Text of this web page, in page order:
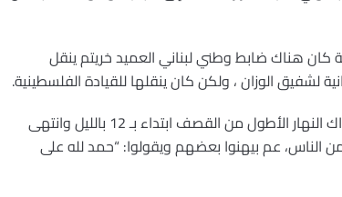
كان هناك ضابط وطني لبناني العميد خريتم ينقل
لشفيق الوزان ، ولكن كان ينقلها للقيادة الفلسطينية.
وليد جنبلاط: إذا عدنا إلى معنويات أهل بيروت كانت هائلة، كانت هائلة، لا أنسى هذاك النهار الأطول من القصف ابتداء بـ 12 بالليل وانتهى
بيروت كانت مليانة من الناس، عم بيهنوا بعضهم ويقولوا: “حمد لله على